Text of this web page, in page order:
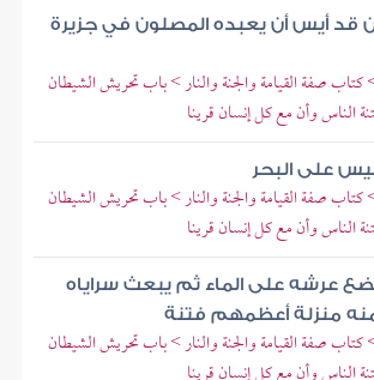
قد أيس أن يعبده المصلون في جزيرة
صفة القيامة والجنة والنار > باب تحريش الشيطان
الناس وأن مع كل إنسان قرينا
على البحر
صفة القيامة والجنة والنار > باب تحريش الشيطان
الناس وأن مع كل إنسان قرينا
عرشه على الماء ثم يبعث سراياه
منزلة أعظمهم فتنة
صفة القيامة والجنة والنار > باب تحريش الشيطان